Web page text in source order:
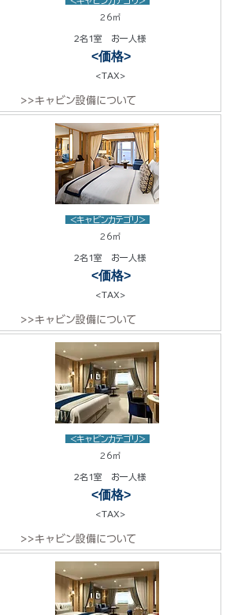
26㎡
2名1室 お一人様
<価格>
<TAX>
>>キャビン設備について
<キャビンカテゴリ>
26㎡
2名1室 お一人様
<価格>
<TAX>
>>キャビン設備について
<キャビンカテゴリ>
26㎡
2名1室 お一人様
<価格>
<TAX>
>>キャビン設備について